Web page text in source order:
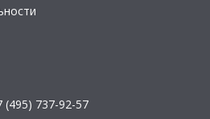
(495) 737-92-57